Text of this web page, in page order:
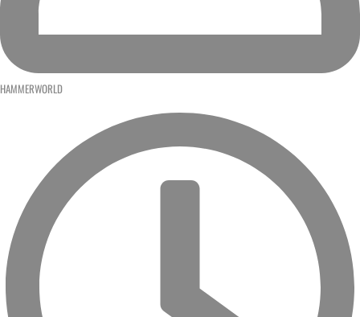
HAMMERWORLD